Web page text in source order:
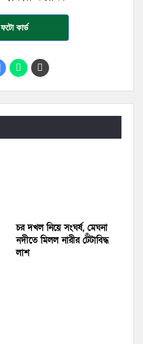
ফটো কার্ড
চর দখল নিয়ে সংঘর্ষ, মেঘনা
নদীতে মিলল নারীর টেঁটাবিদ্ধ
লাশ